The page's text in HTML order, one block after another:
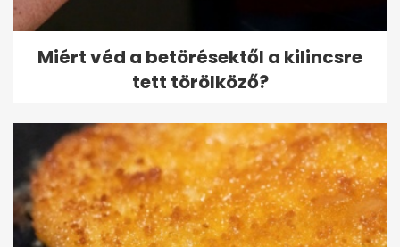
Miért véd a betörésektől a kilincsre
tett törölköző?